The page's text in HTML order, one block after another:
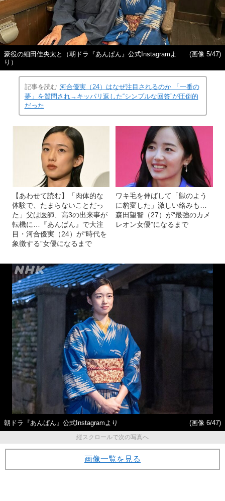
豪役の細田佳央太と（朝ドラ『あんぱん』公式Instagramよ
り）
(画像 5/47)
記事を読む 河合優実（24）はなぜ注目されるのか 「一番の
夢」を質問され→キッパリ返した“シンプルな回答”が圧倒的
だった
【あわせて読む】「肉体的な
体験で、たまらないことだっ
た」父は医師、高3の出来事が
転機に…『あんぱん』で大注
目・河合優実（24）が“時代を
象徴する”女優になるまで
ワキ毛を伸ばして「獣のよう
に豹変した」激しい絡みも…
森田望智（27）が“最強のカメ
レオン女優”になるまで
朝ドラ『あんぱん』公式Instagramより
(画像 6/47)
縦スクロールで次の写真へ
画像一覧を見る